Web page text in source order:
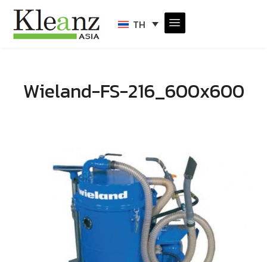
TH
Wieland-FS-216_600x600